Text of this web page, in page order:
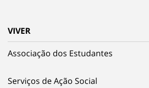
VIVER
Associação dos Estudantes
Serviços de Ação Social